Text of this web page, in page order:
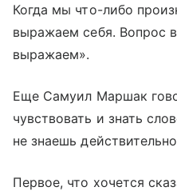
Когда мы что-либо
выражаем себя. Вопрос
выражаем».
Еще Самуил Маршак
чувствовать и знать
не знаешь
Первое, что хочется